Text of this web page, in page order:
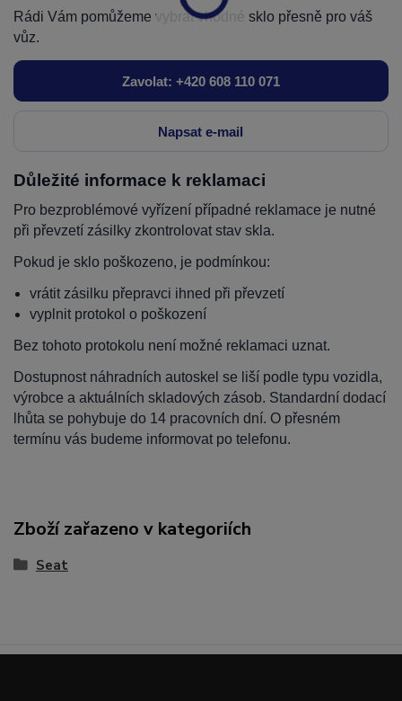
Rádi Vám pomůžeme vybrat vhodné sklo přesně pro váš
vůz.
Zavolat: +420 608 110 071
Napsat e-mail
Důležité informace k reklamaci
Pro bezproblémové vyřízení případné reklamace je nutné
při převzetí zásilky zkontrolovat stav skla.
Pokud je sklo poškozeno, je podmínkou:
vrátit zásilku přepravci ihned při převzetí
vyplnit protokol o poškození
Bez tohoto protokolu není možné reklamaci uznat.
Dostupnost náhradních autoskel se liší podle typu vozidla,
výrobce a aktuálních skladových zásob. Standardní dodací
lhůta se pohybuje do 14 pracovních dní. O přesném
termínu vás budeme informovat po telefonu.
Zboží zařazeno v kategoriích
Seat